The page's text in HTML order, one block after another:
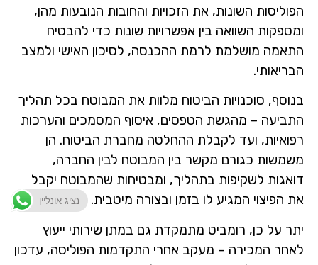
הפוליסות השונות, את הזכויות והחובות הנובעות מהן,
ומספקות השוואה בין אפשרויות שונות כדי להבטיח
התאמה מושלמת לרמת ההכנסה, לסיכון האישי ולמצב
הבריאותי.
בנוסף, סוכנויות הביטוח מלוות את המבוטח בכל תהליך
התביעה – מהגשת הטפסים, איסוף המסמכים והערכות
רפואיות, ועד לקבלת ההחלטה מחברת הביטוח. הן
משמשות כגורם מקשר בין המבוטח לבין החברה,
דואגות לשקיפות בתהליך, ומבטיחות שהמבוטח יקבל
את הפיצוי המגיע לו בזמן ובצורה מיטבית.
יתר על כן, רומביט מתמקדת גם במתן שירותי ייעוץ
לאחר המכירה – מעקב אחרי התקדמות הפוליסה, עדכון
נציג אונליין